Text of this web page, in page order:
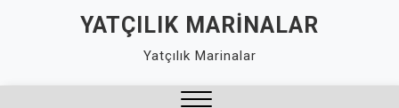
YATÇILIK MARINALAR
Yatçılık Marinalar